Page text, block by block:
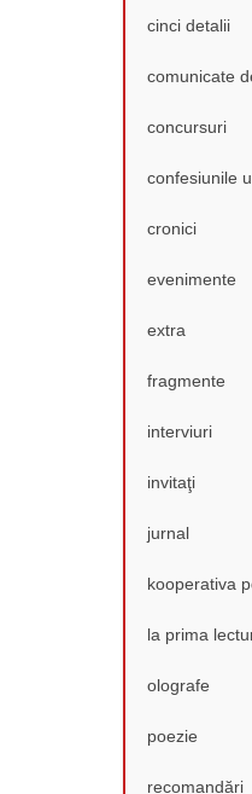
cinci detalii
comunicate
concursuri
confesiunile
cronici
evenimente
extra
fragmente
interviuri
invitaţi
jurnal
kooperativa
la prima
olografe
poezie
recomandări